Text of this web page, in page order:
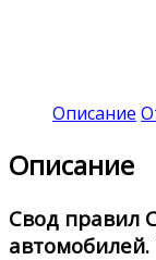
Описание
Описание
Свод правил